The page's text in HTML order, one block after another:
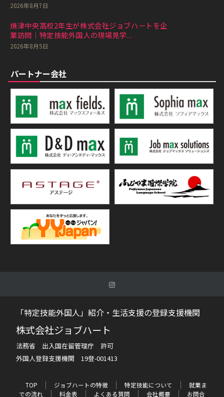
2026年8月7日
焼津中央高校2年生が株式会社ジョブハートを企
業訪問｜特定技能外国人の現場見学...
2026年8月5日
パートナー会社
「特定技能外国人」紹介・生活支援の登録支援機関
株式会社ジョブハート
法務省 出入国在留管理庁 許可
外国人登録支援機関 19登-001413
TOP ジョブハートの特徴 特定技能について
就業ま
での流れ
料金表 よくある質問 会社概要 お問合